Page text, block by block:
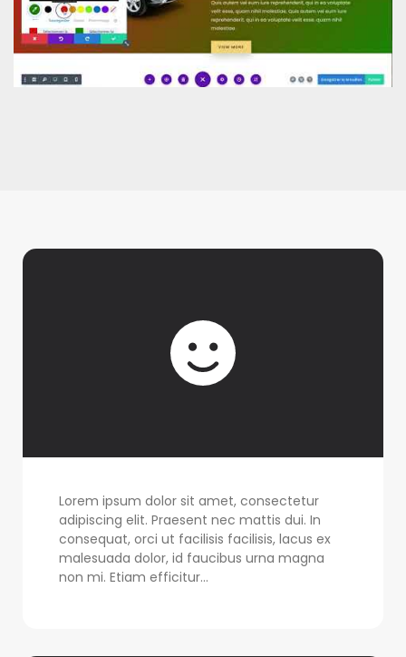
Lorem ipsum dolor sit amet, consectetur
adipiscing elit. Praesent nec mattis dui. In
consequat, orci ut facilisis facilisis, lacus ex
malesuada dolor, id faucibus urna magna
non mi. Etiam efficitur...